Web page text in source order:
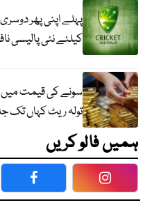
پہلے اپنی پھر
کیلئے نئی پالیسی
سونے کی قیمت میں
تولہ ریٹ کہاں تک
ہمیں فالو کریں
Facebook